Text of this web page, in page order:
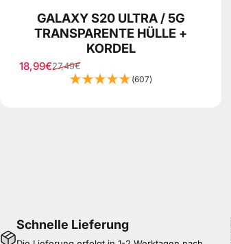
GALAXY S20 ULTRA / 5G
TRANSPARENTE HÜLLE +
KORDEL
Sale price
18,99€
Regular price
27,49€
(607)
Schnelle Lieferung